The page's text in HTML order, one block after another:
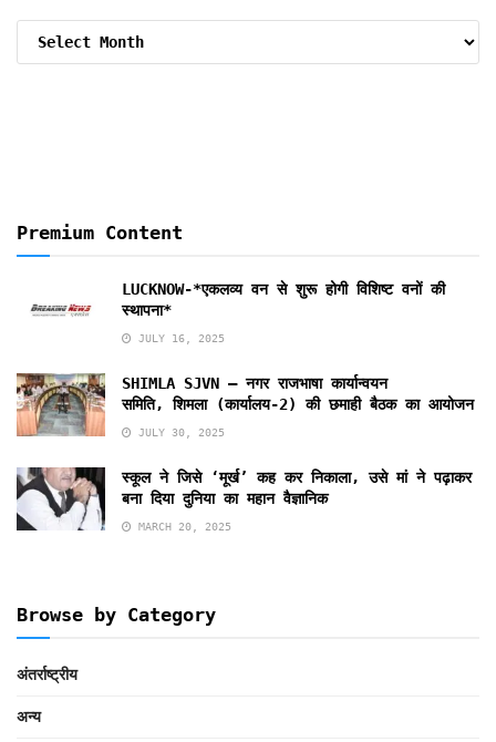
Premium Content
LUCKNOW-*एकलव्य वन से शुरू होगी विशिष्ट वनों की
स्थापना*
JULY 16, 2025
SHIMLA SJVN – नगर राजभाषा कार्यान्‍वयन
समिति, शिमला (कार्यालय-2) की छमाही बैठक का आयोजन
JULY 30, 2025
स्‍कूल ने जिसे ‘मूर्ख’ कह कर निकाला, उसे मां ने पढ़ाकर
बना दिया दुनिया का महान वैज्ञानिक
MARCH 20, 2025
Browse by Category
अंतर्राष्ट्रीय
अन्य